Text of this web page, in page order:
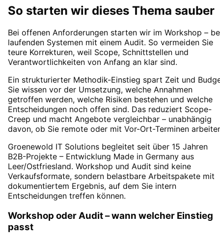
So starten wir dieses Thema sauber
Bei offenen Anforderungen starten wir im Workshop –
laufenden Systemen mit einem Audit. So vermeiden Sie
teure Korrekturen, weil Scope, Schnittstellen und
Verantwortlichkeiten von Anfang an klar sind.
Ein strukturierter Methodik-Einstieg spart Zeit und
Sie wissen vor der Umsetzung, welche Annahmen
getroffen werden, welche Risiken bestehen und welche
Entscheidungen noch offen sind. Das reduziert Scope-
Creep und macht Angebote vergleichbar – unabhängig
davon, ob Sie remote oder mit Vor-Ort-Terminen
Groenewold IT Solutions begleitet seit über 15 Jahren
B2B-Projekte – Entwicklung Made in Germany aus
Leer/Ostfriesland. Workshop und Audit sind keine
Verkaufsformate, sondern belastbare Arbeitspakete mit
dokumentiertem Ergebnis, auf dem Sie intern
Entscheidungen treffen können.
Workshop oder Audit – wann welcher Einstieg
passt